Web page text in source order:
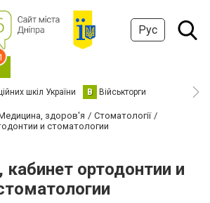
Рус
шкіл України В Військторги
здоров'я
Стоматології
и стоматологии
кабинет ортодонтии и